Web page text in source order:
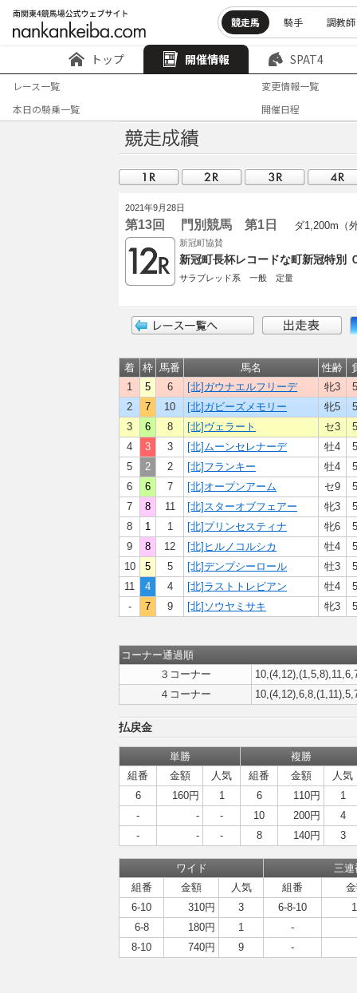
競走馬 騎手 調教師
トップ 開催情報 SPAT4
レース一覧
変更情報一覧
本日の騎乗一覧
開催日程
2021年9月28日
第13回 門別競馬 第1日 ダ1,200m（
新冠町協賛
新冠町長杯レコードな町新冠特別
サラブレッド系 一般 定量
着 枠 馬番 馬名 性齢
1
5 6 [北]ガウナエルフリーデ 牝3
2
7 10 [北]ガビーズメモリー 牝5
3
6 8 [北]ヴェラート セ3
4
3 3 [北]ムーンセレナーデ 牡4
5
2 2 [北]フランキー 牡4
6
6 7 [北]オープンアーム セ9
7
8 11 [北]スターオブフェアー 牝3
8
1 1 [北]プリンセスティナ 牝6
9
8 12 [北]ヒルノコルシカ 牡4
10
5 5 [北]デンプシーロール 牡3
11
4 4 [北]ラストトレビアン 牡4
-
7 9 [北]ソウヤミサキ 牝3
コーナー通過順
３コーナー
４コーナー
払戻金
単勝
複勝
組番
金額 人気 組番 金額
人気
6
160円 1 6 110円
1
-
- - 10 200円
4
-
- - 8 140円 3
ワイド
三連
組番
金額 人気 組番
6-10
310円 3 6-8-10
6-8
180円 1
-
8-10
740円 9 -